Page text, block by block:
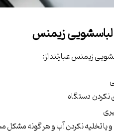
زیمنس
زیمنس عبارتند از:
نکردن دستگاه
تخلیه نکردن آب و هر گونه مشکل